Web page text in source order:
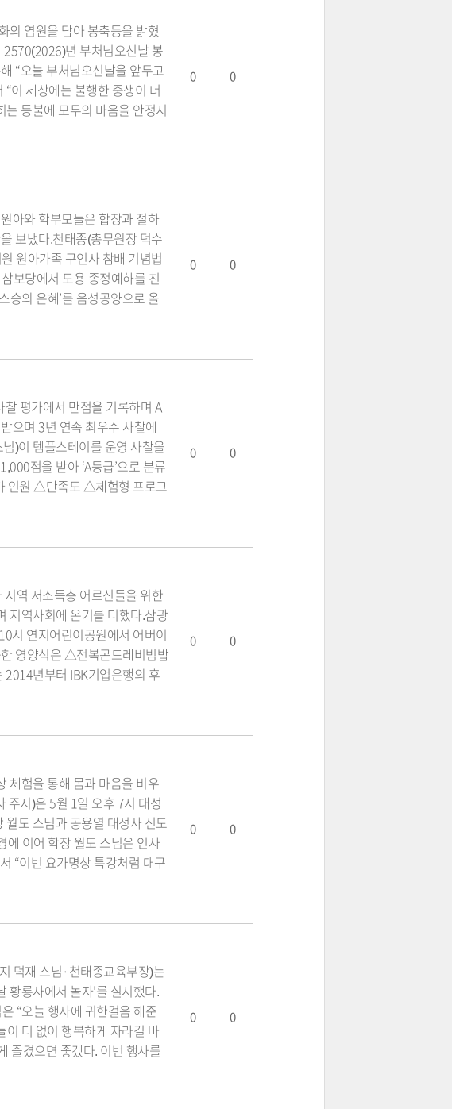
의 염원을 담아 봉축등을 밝혔
2570(2026)년 부처님오신날 봉
“오늘 부처님오신날을 앞두고
이 세상에는 불행한 중생이 너
등불에 모두의 마음을 안정시
0 0
아와 학부모들은 합장과 절하
보냈다.천태종(총무원장 덕수
원아가족 구인사 참배 기념법
보당에서 도용 종정예하를 친
승의 은혜’를 음성공양으로 올
0 0
평가에서 만점을 기록하며 A
으며 3년 연속 최우수 사찰에
)이 템플스테이를 운영 사찰을
점을 받아 ‘A등급’으로 분류
인원 △만족도 △체험형 프로그
0 0
역 저소득층 어르신들을 위한
지역사회에 온기를 더했다.삼광
시 연지어린이공원에서 어버이
영양식은 △전복곤드레비빔밥
년부터 IBK기업은행의 후
0 0
체험을 통해 몸과 마음을 비우
주지)은 5월 1일 오후 7시 대성
월도 스님과 공용열 대성사 신도
에 이어 학장 월도 스님은 인사
“이번 요가명상 특강처럼 대구
0 0
덕재 스님·천태종교육부장)는
룡사에서 놀자’를 실시했다.
“오늘 행사에 귀한걸음 해준
이 더 없이 행복하게 자라길 바
즐겼으면 좋겠다. 이번 행사를
0 0